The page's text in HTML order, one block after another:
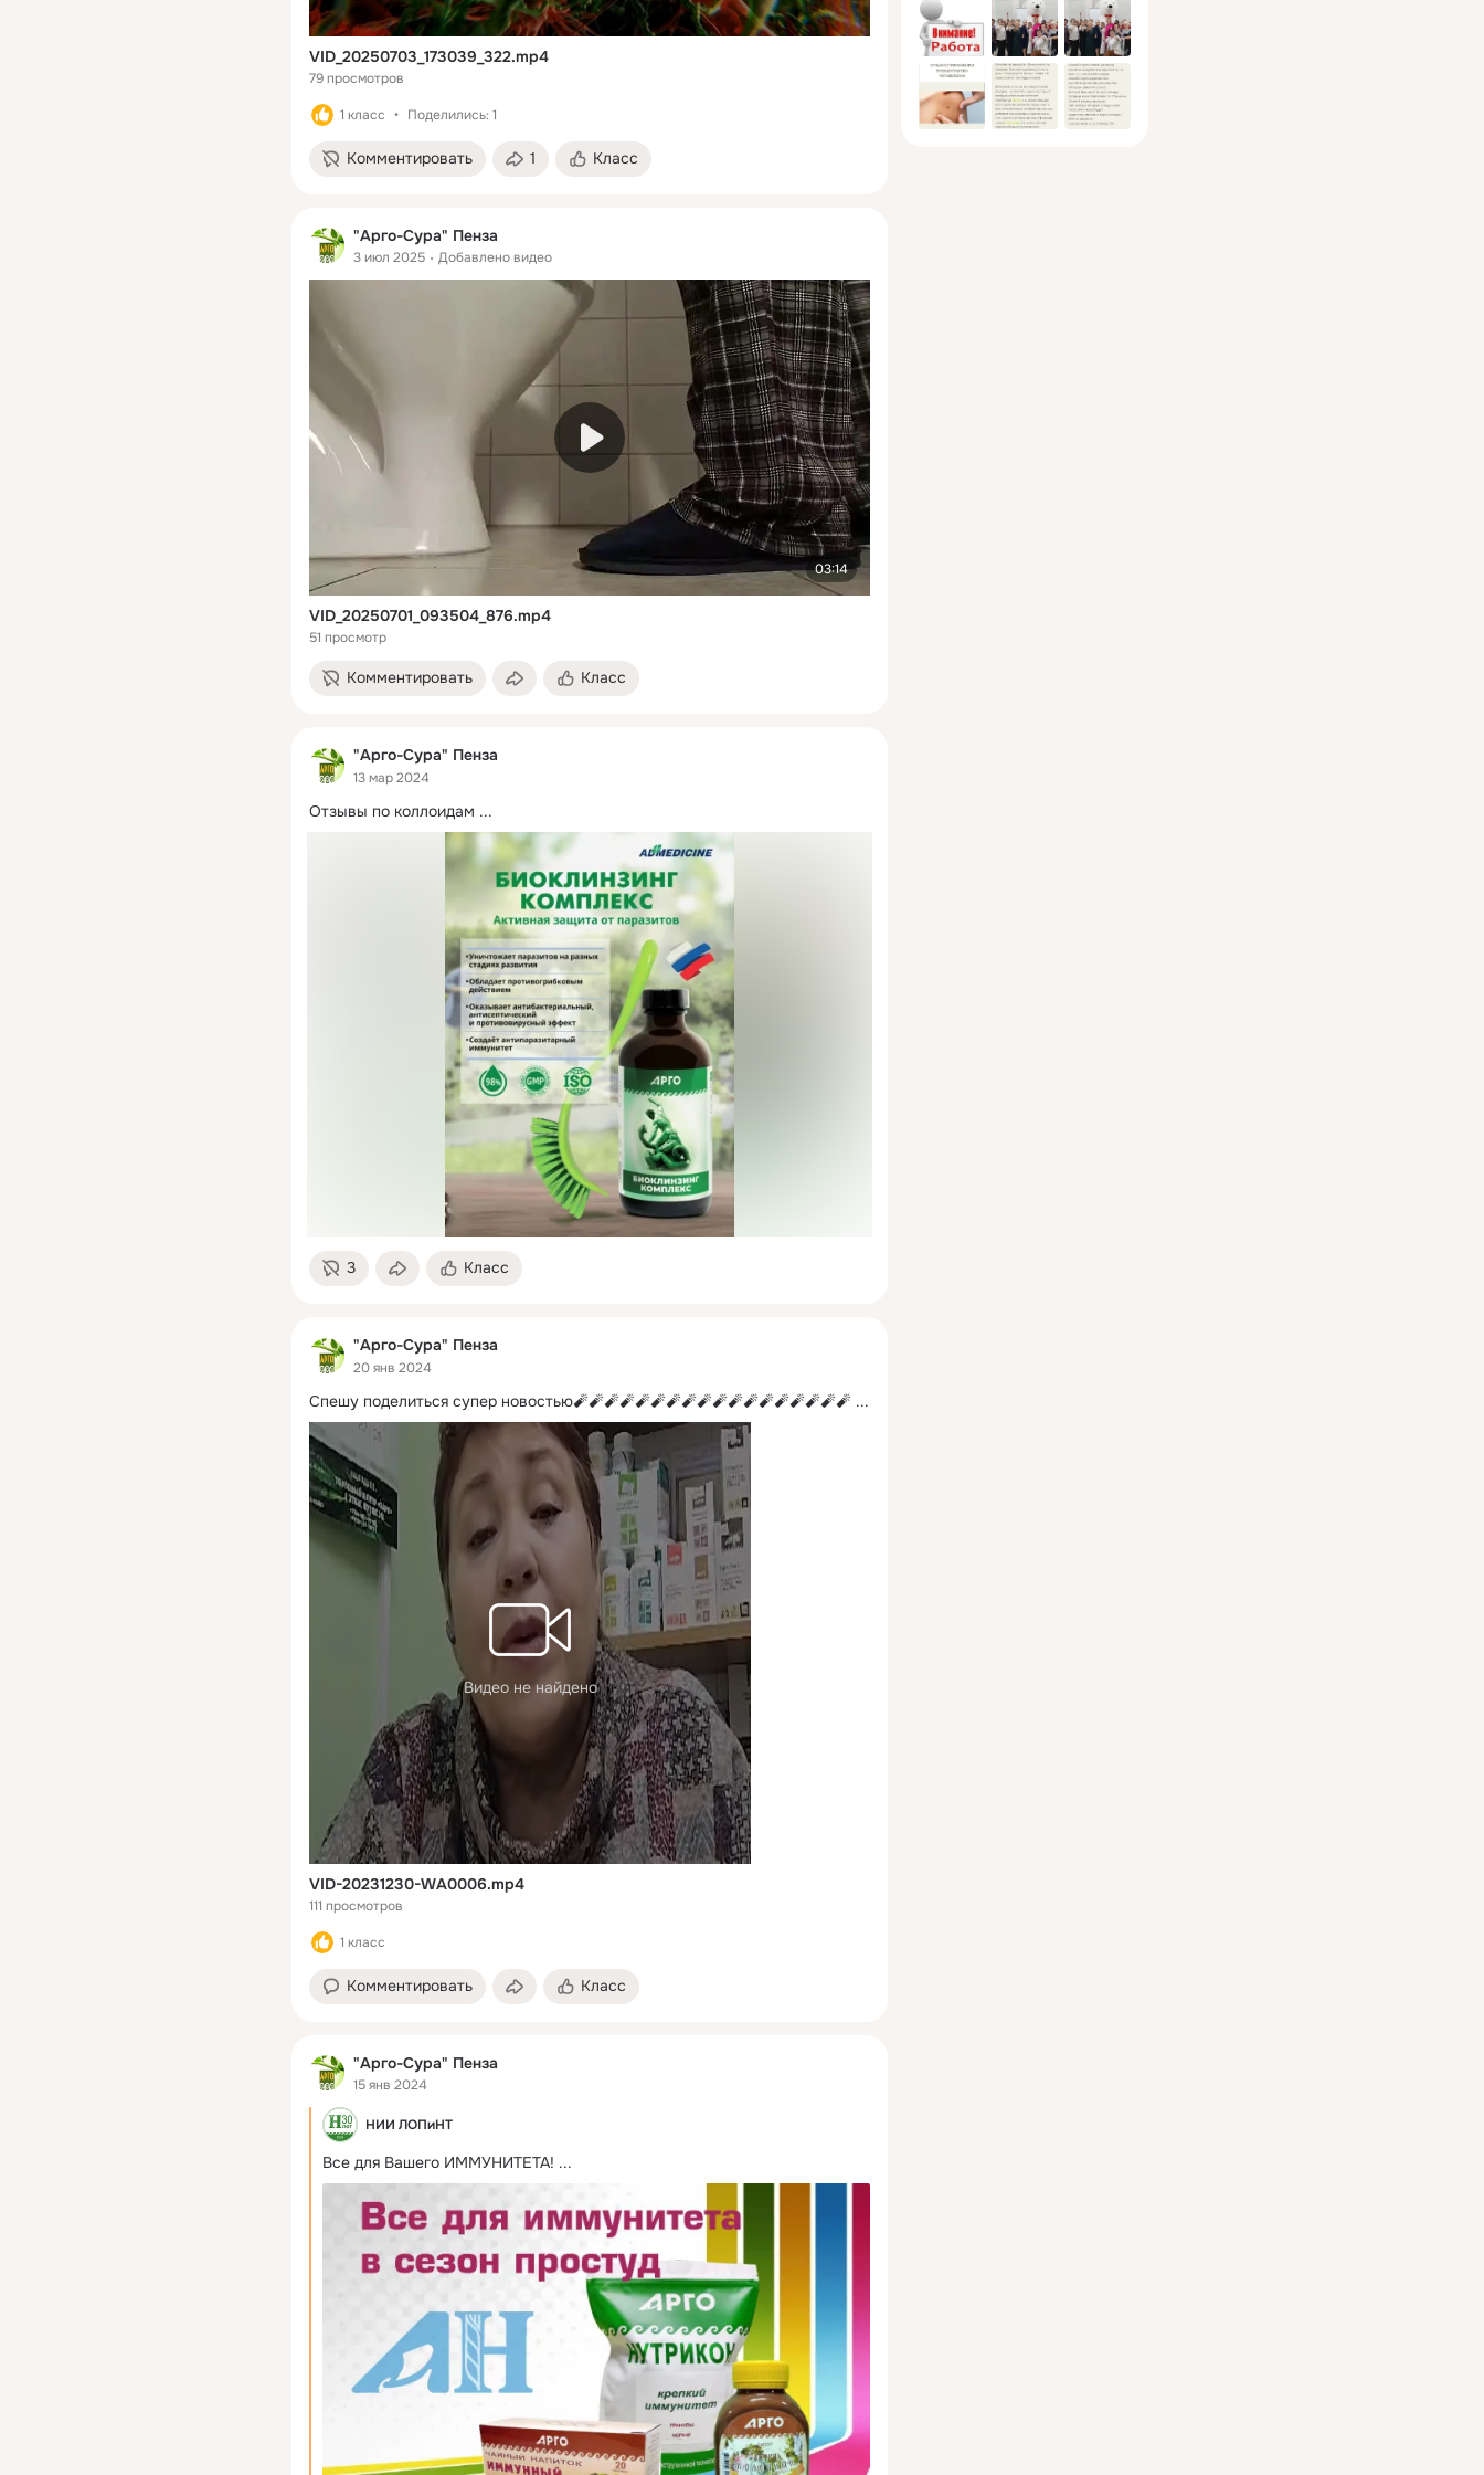
VID_20250703_173039_322.mp4
79 просмотров
1 класс Поделились: 1
Комментировать 1 Класс
"Арго-Сура" Пенза
3 июл 2025 Добавлено видео
03:14
VID_20250701_093504_876.mp4
51 просмотр
Комментировать Класс
"Арго-Сура" Пенза
13 мар 2024
Отзывы по коллоидам ...
3 Класс
"Арго-Сура" Пенза
20 янв 2024
Спешу поделиться супер новостью🧨🧨🧨🧨🧨🧨🧨🧨🧨🧨🧨🧨🧨🧨🧨🧨🧨🧨 ...
Видео не найдено
VID-20231230-WA0006.mp4
111 просмотров
1 класс
Комментировать Класс
"Арго-Сура" Пенза
15 янв 2024
НИИ ЛОПиНТ
Все для Вашего ИММУНИТЕТА! ...